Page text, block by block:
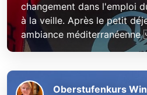
changement dans l'emploi
à la veille. Après le petit
ambiance méditerranéenne